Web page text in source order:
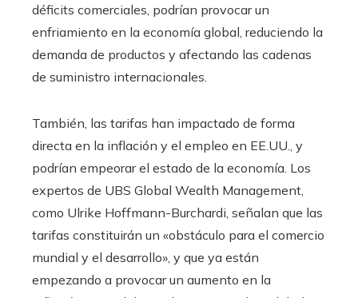
déficits comerciales, podrían provocar un
enfriamiento en la economía global, reduciendo la
demanda de productos y afectando las cadenas
de suministro internacionales.
También, las tarifas han impactado de forma
directa en la inflación y el empleo en EE.UU., y
podrían empeorar el estado de la economía. Los
expertos de UBS Global Wealth Management,
como Ulrike Hoffmann-Burchardi, señalan que las
tarifas constituirán un «obstáculo para el comercio
mundial y el desarrollo», y que ya están
empezando a provocar un aumento en la